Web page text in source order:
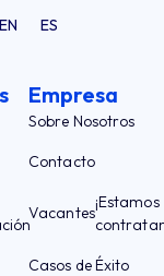
EN ES
Empresa
Sobre Nosotros
Contacto
Vacantes
¡Estamos
Casos de Éxito